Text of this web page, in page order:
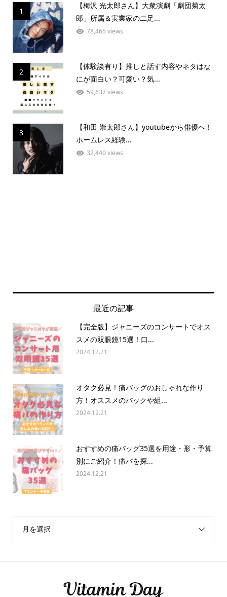
1
【梅沢 光太郎さん】大衆演劇「劇団菊太
郎」所属＆実業家の二足...
78,465 views
2
【体験談有り】推しと話す内容やネタはな
にが面白い？可愛い？気...
59,637 views
3
【和田 崇太郎さん】youtubeから俳優へ！
ホームレス経験...
32,440 views
最近の記事
【完全版】ジャニーズのコンサートでオス
スメの双眼鏡15選！口...
2024.12.21
オタク必見！痛バッグのおしゃれな作り
方！オススメのバックや組...
2024.12.21
おすすめの痛バッグ35選を用途・形・予算
別にご紹介！痛バを探...
2024.12.21
月を選択